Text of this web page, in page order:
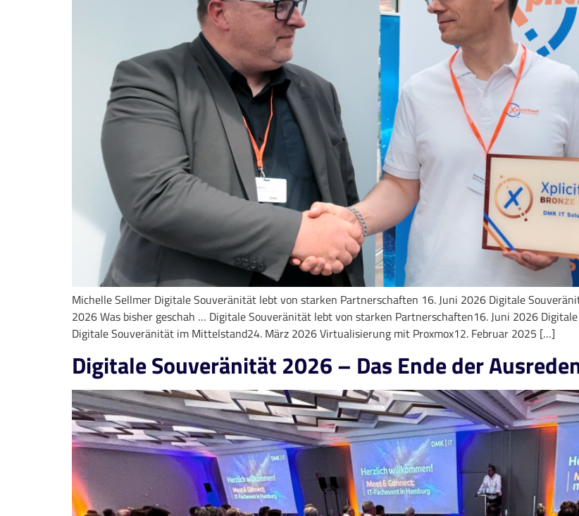
Michelle Sellmer Digitale Souveränität lebt von starken Partnerschaften 16. Juni 2026 Digitale
2026 Was bisher geschah … Digitale Souveränität lebt von starken Partnerschaften16. Juni 2026
Digitale Souveränität im Mittelstand24. März 2026 Virtualisierung mit Proxmox12. Februar 2025 […]
Digitale Souveränität 2026 – Das Ende der